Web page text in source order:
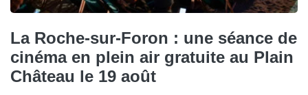
La Roche-sur-Foron : une séance de
cinéma en plein air gratuite au Plain
Château le 19 août